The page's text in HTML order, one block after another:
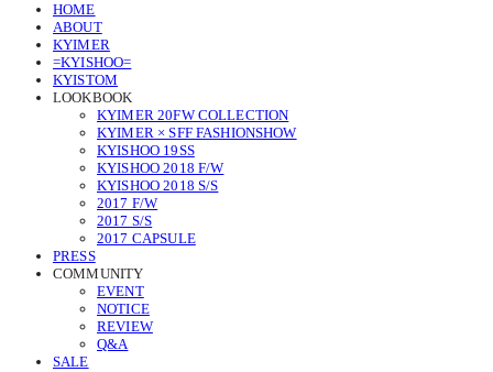
HOME
ABOUT
KYIMER
=KYISHOO=
KYISTOM
LOOKBOOK
KYIMER 20FW COLLECTION
KYIMER × SFF FASHIONSHOW
KYISHOO 19SS
KYISHOO 2018 F/W
KYISHOO 2018 S/S
2017 F/W
2017 S/S
2017 CAPSULE
PRESS
COMMUNITY
EVENT
NOTICE
REVIEW
Q&A
SALE